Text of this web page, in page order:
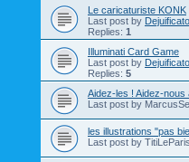
Le caricaturiste KONK
Last post by
Replies: 1
Illuminati Card Game
Last post by
Replies: 5
Aidez-les ! Aidez-
Last post by
les illustrations "pas
Last post by